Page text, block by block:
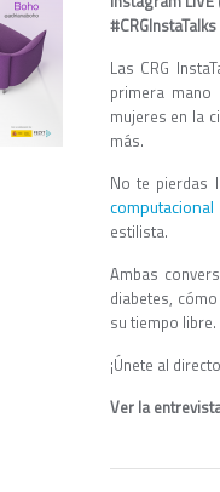
#CRGInstaTalks
Las CRG
primera
mujeres en la
más.
No te pierdas
estilista.
Ambas
diabetes,
su tiempo libre.
¡Únete al
Ver la